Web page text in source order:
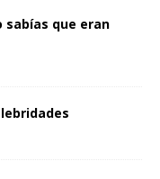
sabías que eran